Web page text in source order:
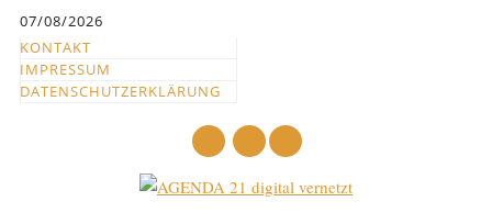
springen
07/08/2026
KONTAKT
IMPRESSUM
DATENSCHUTZERKLÄRUNG